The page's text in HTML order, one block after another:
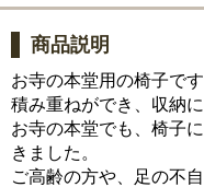
商品説明
お寺の本堂用の椅子です
積み重ねができ、収納
お寺の本堂でも、椅子
きました。
ご高齢の方や、足の不